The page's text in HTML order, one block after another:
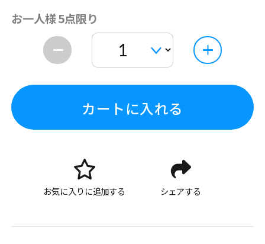
お一人様 5点限り
カートに入れる
お気に入りに追加する シェアする